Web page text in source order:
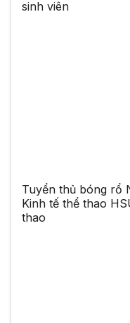
sinh viên
Tuyển thủ bóng rổ
Kinh tế thể thao
thao